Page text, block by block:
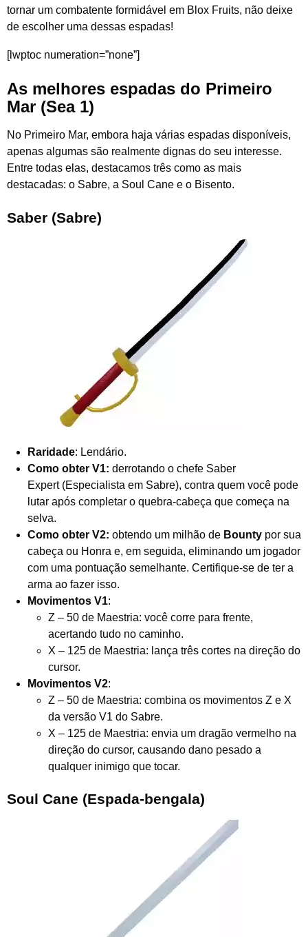
tornar um combatente formidável em Blox Fruits, não deixe
de escolher uma dessas espadas!
[lwptoc numeration=”none”]
As melhores espadas do Primeiro
Mar (Sea 1)
No Primeiro Mar, embora haja várias espadas disponíveis,
apenas algumas são realmente dignas do seu interesse.
Entre todas elas, destacamos três como as mais
destacadas: o Sabre, a Soul Cane e o Bisento.
Saber (Sabre)
Raridade: Lendário.
Como obter V1: derrotando o chefe Saber
Expert (Especialista em Sabre), contra quem você pode
lutar após completar o quebra-cabeça que começa na
selva.
Como obter V2: obtendo um milhão de Bounty por sua
cabeça ou Honra e, em seguida, eliminando um jogador
com uma pontuação semelhante. Certifique-se de ter a
arma ao fazer isso.
Movimentos V1:
Z – 50 de Maestria: você corre para frente,
acertando tudo no caminho.
X – 125 de Maestria: lança três cortes na direção do
cursor.
Movimentos V2:
Z – 50 de Maestria: combina os movimentos Z e X
da versão V1 do Sabre.
X – 125 de Maestria: envia um dragão vermelho na
direção do cursor, causando dano pesado a
qualquer inimigo que tocar.
Soul Cane (Espada-bengala)